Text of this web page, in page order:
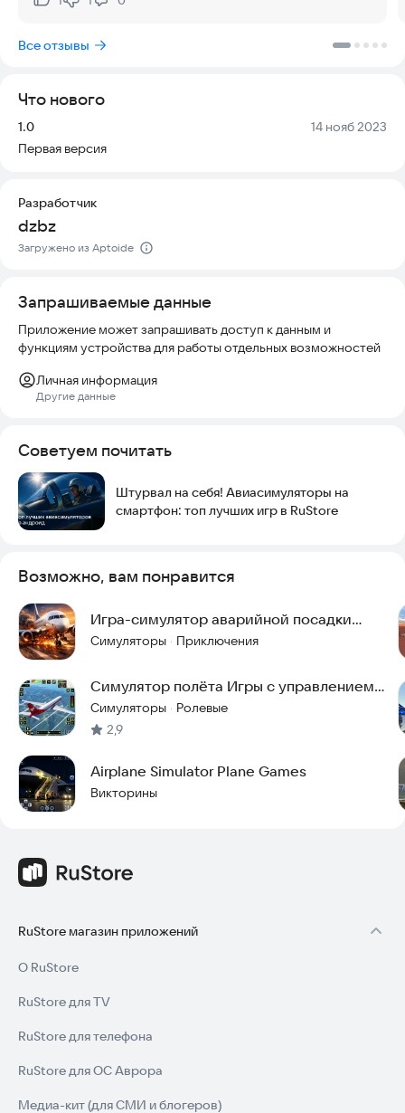
Нравится:Не нравится:
Все отзывы
Что нового
Версия:
1.0 Дата:
14 нояб 2023
Первая версия
Разработчик
dzbz
Загружено из Aptoide
Запрашиваемые данные
Приложение может запрашивать доступ к данным и
функциям устройства для работы отдельных возможностей
Личная информация
Другие данные
Советуем почитать
Штурвал на себя! Авиасимуляторы на
смартфон: топ лучших игр в RuStore
Возможно, вам понравится
Игра-симулятор аварийной посадки
самолета
Симуляторы · Приключения
Симулятор полёта Игры с управлением
самолётом
Симуляторы · Ролевые
2,9
Airplane Simulator Plane Games
Викторины
RuStore магазин приложений
О RuStore
RuStore для TV
RuStore для телефона
RuStore для ОС Аврора
Медиа-кит (для СМИ и блогеров)